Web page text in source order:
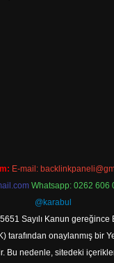
E-mail:
Whatsapp: 0262 606
@karabul
Sayılı Kanun
tarafından onaylanmış bir
Bu nedenle, sitedeki